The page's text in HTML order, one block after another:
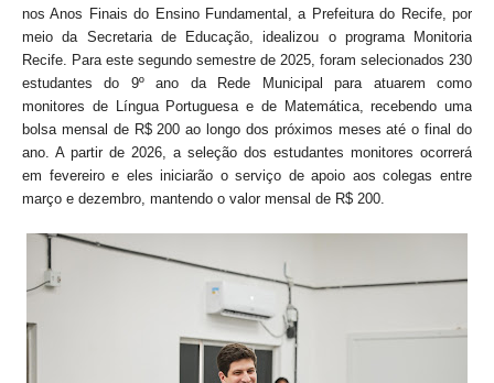
nos Anos Finais do Ensino Fundamental, a Prefeitura do Recife, por
meio da Secretaria de Educação, idealizou o programa Monitoria
Recife. Para este segundo semestre de 2025, foram selecionados 230
estudantes do 9º ano da Rede Municipal para atuarem como
monitores de Língua Portuguesa e de Matemática, recebendo uma
bolsa mensal de R$ 200 ao longo dos próximos meses até o final do
ano. A partir de 2026, a seleção dos estudantes monitores ocorrerá
em fevereiro e eles iniciarão o serviço de apoio aos colegas entre
março e dezembro, mantendo o valor mensal de R$ 200.